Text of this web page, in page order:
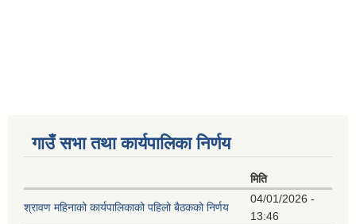
गाउँ सभा तथा कार्यपालिका निर्णय
मिति
श्रावण महिनाको कार्यपालिकाको पहिलो बैठकको निर्णय
04/01/2026 -
13:46